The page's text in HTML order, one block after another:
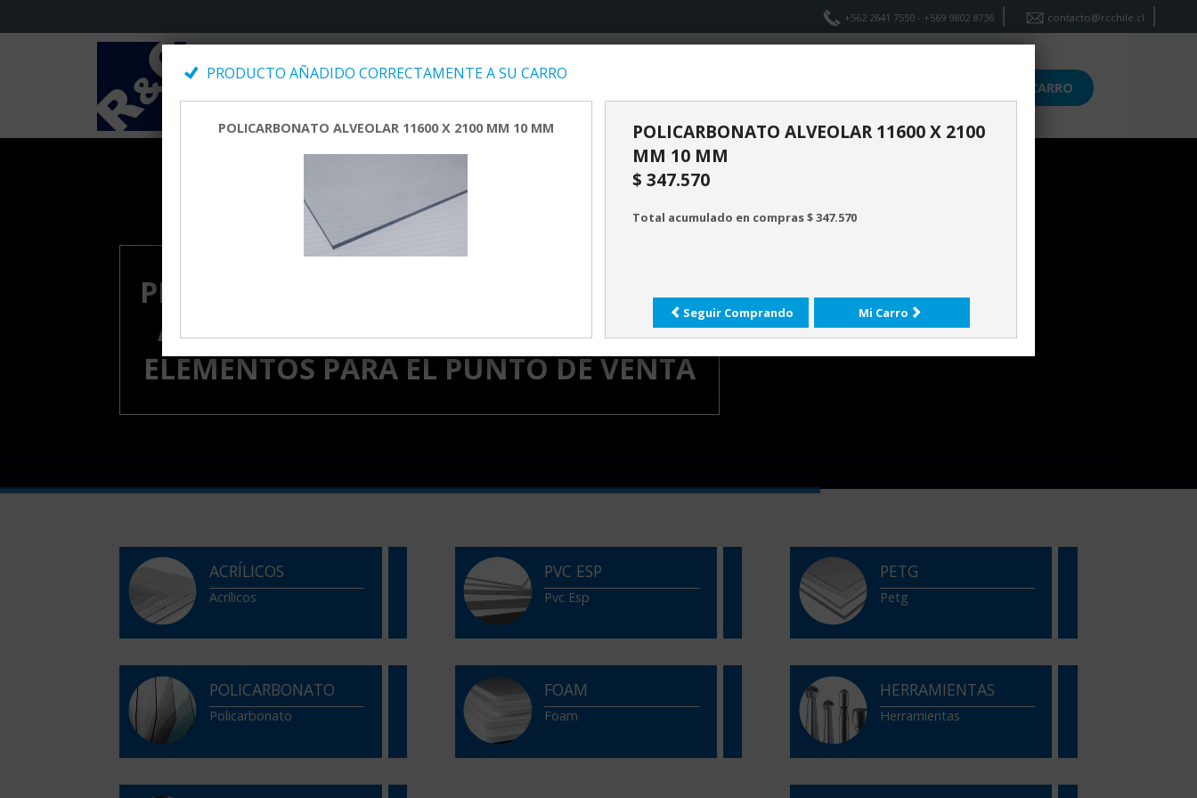
PRODUCTO AÑADIDO CORRECTAMENTE A SU CARRO
POLICARBONATO ALVEOLAR 11600 X 2100 MM 10 MM
POLICARBONATO ALVEOLAR 11600 X 2100
MM 10 MM
$ 347.570
Total acumulado en compras $ 347.570
Seguir Comprando Mi Carro
+562 2641 7550 - +569 9802 8736 contacto@rcchile.cl
CARRO
PREGUNTENOS POR NUESTRA LINEA DE
ACCESOS DE SEÑALETICA Y DE OTROS
ELEMENTOS PARA EL PUNTO DE VENTA
ACRÍLICOS
Acrílicos
PVC ESP
Pvc Esp
PETG
Petg
POLICARBONATO
Policarbonato
FOAM
Foam
HERRAMIENTAS
Herramientas